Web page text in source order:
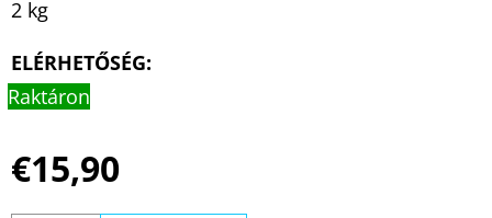
2 kg
ELÉRHETŐSÉG:
Raktáron
€15,90